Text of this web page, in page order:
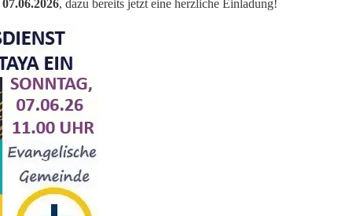
07.06.2026, dazu bereits jetzt eine herzliche Einladung!